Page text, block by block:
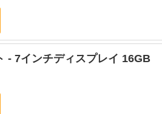
- 7インチディスプレイ 16GB